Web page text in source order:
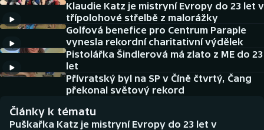
Cyklistika
DALŠÍ SPORTY
Americký fotbal
Baseball a softbal
Basketbal
NEPŘEHLÉDNĚTE
Historické návraty
Klaudie Katz je mistryní Evropy do 23 let v
třípolohové střelbě z malorážky
Golfová benefice pro Centrum Paraple
vynesla rekordní charitativní výdělek
Pistolářka Šindlerová má zlato z ME do 23
let
Přívratský byl na SP v Číně čtvrtý, Čang
překonal světový rekord
Články k tématu
Puškařka Katz je mistryní Evropy do 23 let v